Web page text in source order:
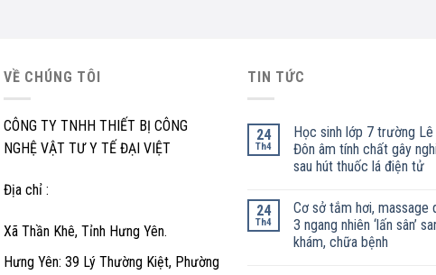
VỀ CHÚNG TÔI
CÔNG TY TNHH THIẾT BỊ CÔNG
NGHỆ VẬT TƯ Y TẾ ĐẠI VIỆT
Địa chỉ :
Xã Thần Khê, Tỉnh Hưng Yên.
Hưng Yên: 39 Lý Thường Kiệt, Phường
TIN TỨC
24
Th4
Học sinh lớp 7 trường Lê
Đôn âm tính chất gây
sau hút thuốc lá điện tử
24
Th4
Cơ sở tắm hơi, massage
3 ngang nhiên ‘lấn sân’
khám, chữa bệnh